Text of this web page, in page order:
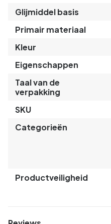
Glijmiddel basis
Primair materiaal
Kleur
Eigenschappen
Taal van de
verpakking
SKU
Categorieën
Productveiligheid